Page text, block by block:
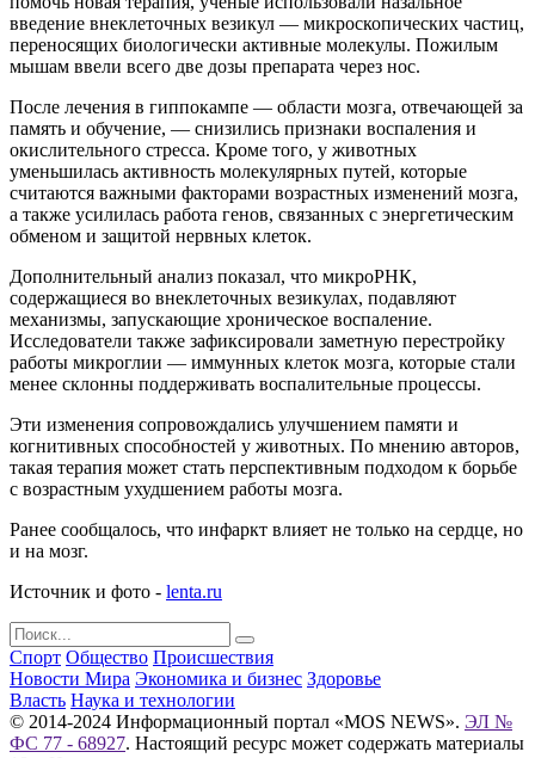
введение внеклеточных везикул — микроскопических частиц,
переносящих биологически активные молекулы. Пожилым
мышам ввели всего две дозы препарата через нос.
После лечения в гиппокампе — области мозга, отвечающей за
память и обучение, — снизились признаки воспаления и
окислительного стресса. Кроме того, у животных
уменьшилась активность молекулярных путей, которые
считаются важными факторами возрастных изменений мозга,
а также усилилась работа генов, связанных с энергетическим
обменом и защитой нервных клеток.
Дополнительный анализ показал, что микроРНК,
содержащиеся во внеклеточных везикулах, подавляют
механизмы, запускающие хроническое воспаление.
Исследователи также зафиксировали заметную перестройку
работы микроглии — иммунных клеток мозга, которые стали
менее склонны поддерживать воспалительные процессы.
Эти изменения сопровождались улучшением памяти и
когнитивных способностей у животных. По мнению авторов,
такая терапия может стать перспективным подходом к борьбе
с возрастным ухудшением работы мозга.
Ранее сообщалось, что инфаркт влияет не только на сердце, но
и на мозг.
Источник и фото - lenta.ru
Спорт Общество Происшествия
Новости Мира Экономика и бизнес Здоровье
Власть Наука и технологии
© 2014-2024 Информационный портал «MOS NEWS». ЭЛ №
ФС 77 - 68927. Настоящий ресурс может содержать материалы